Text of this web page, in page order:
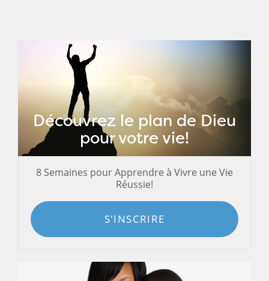
Découvrez le plan de Dieu
pour votre vie!
8 Semaines pour Apprendre à Vivre une Vie
Réussie!
S'INSCRIRE